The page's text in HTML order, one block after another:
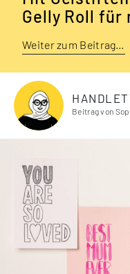
Gelly Roll für
Weiter zum Beitrag…
Beitrag von